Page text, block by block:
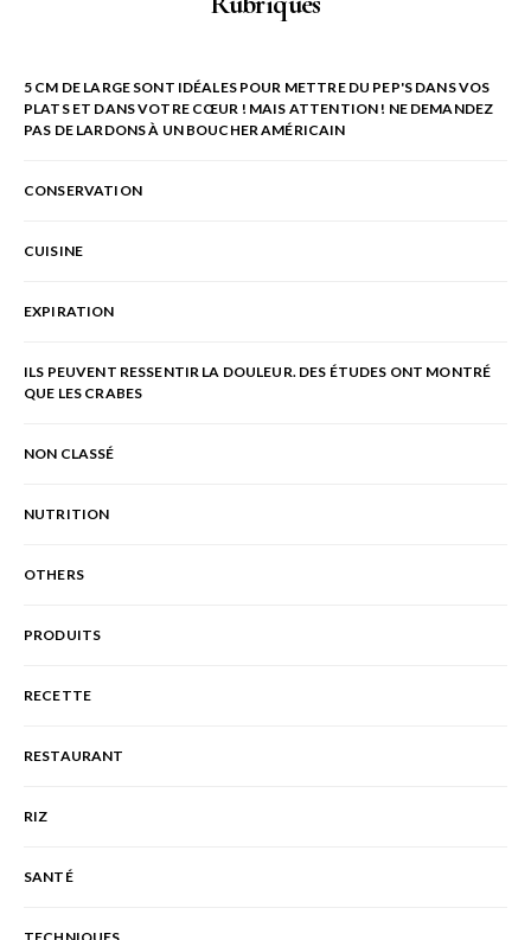
5 CM DE LARGE SONT IDÉALES POUR METTRE DU PEP'S DANS VOS
PLATS ET DANS VOTRE CŒUR ! MAIS ATTENTION ! NE DEMANDEZ
PAS DE LARDONS À UN BOUCHER AMÉRICAIN
CONSERVATION
CUISINE
EXPIRATION
ILS PEUVENT RESSENTIR LA DOULEUR. DES ÉTUDES ONT MONTRÉ
QUE LES CRABES
NON CLASSÉ
NUTRITION
OTHERS
PRODUITS
RECETTE
RESTAURANT
RIZ
SANTÉ